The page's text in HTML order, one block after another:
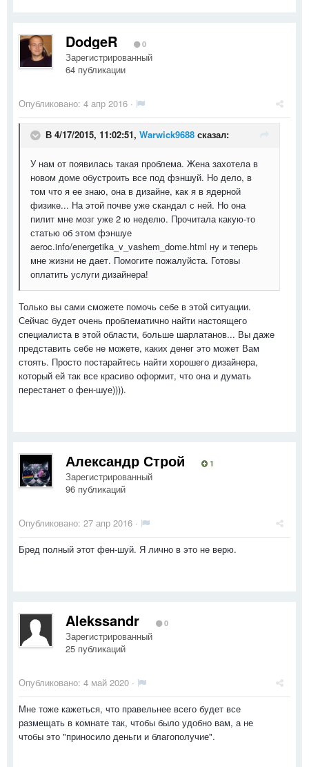
DodgeR 0
Зарегистрированный
64 публикации
Опубликовано: 4 апр 2016 ·
В 4/17/2015, 11:02:51, Warwick9688 сказал:
У нам от появилась такая проблема. Жена захотела в
новом доме обустроить все под фэншуй. Но дело, в
том что я ее знаю, она в дизайне, как я в ядерной
физике... На этой почве уже скандал с ней. Но она
пилит мне мозг уже 2 ю неделю. Прочитала какую-то
статью об этом фэншуе
aeroc.info/energetika_v_vashem_dome.html ну и теперь
мне жизни не дает. Помогите пожалуйста. Готовы
оплатить услуги дизайнера!
Только вы сами сможете помочь себе в этой ситуации.
Сейчас будет очень проблематично найти настоящего
специалиста в этой области, больше шарлатанов... Вы даже
представить себе не можете, каких денег это может Вам
стоять. Просто постарайтесь найти хорошего дизайнера,
который ей так все красиво оформит, что она и думать
перестанет о фен-шуе)))).
Александр Строй 1
Зарегистрированный
96 публикаций
Опубликовано: 27 апр 2016 ·
Бред полный этот фен-шуй. Я лично в это не верю.
Alekssandr 0
Зарегистрированный
25 публикаций
Опубликовано: 4 май 2020 ·
Мне тоже кажеться, что правельнее всего будет все
размещать в комнате так, чтобы было удобно вам, а не
чтобы это "приносило деньги и благополучие".